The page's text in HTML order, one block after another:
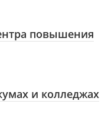
повышения
и колледжах